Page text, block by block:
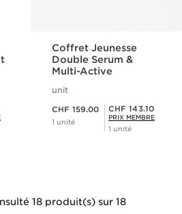
Coffret Jeunesse
Double Serum &
Multi-Active
unit
CHF 159.00
1 unité
Prix Sérénité CHF 143.10
CHF 143.10
PRIX MEMBRE
1 unité
18 produit(s) sur 18